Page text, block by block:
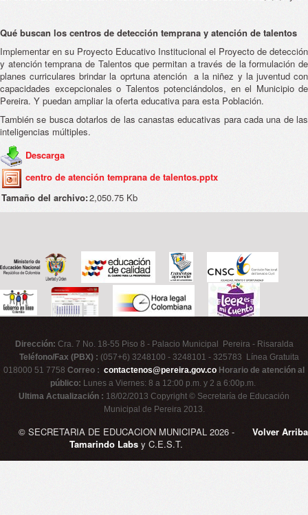
Qué buscan los centros de detección temprana y atención de talentos
Implementar en su Proyecto Educativo Institucional el Proyecto de detección
y atención temprana de Talentos que permitan a través de la formulación de
planes curriculares brindar la oprtuna atención a la niñez y la juventud con
capacidades excepcionales o Talentos potenciándolos, en el Municipio de
Pereira. Y puedan ampliar la oferta educativa para esta Población.
También se busca dotarlos de las canastas educativas para cada una de las
inteligencias múltiples.
Descarga
centro de atención temprana de talentos.pptx
Tamaño del archivo:2,050.75 Kb
Dirección: Cra. 7 No. 18-55 Piso 8 - Palacio Municipal Pereira - Risaralda
Teléfono/Fax (PBX) : (057+6) 3248100 - 3248101 - 325783 Línea Gratuita
018000 51 7758 Correo : contactenos@pereira.gov.co Horario de atención al
público: Lunes a Viernes: 8 a 12:00 p.m. y 2 a 6:00p.m.
Ultima Actualización : 18/02/2013 Copyright © Secretaría de Educación
Municipal de Pereira 2013.
Volver Arriba
© SECRETARIA DE EDUCACION MUNICIPAL 2026 -
Tamarindo Labs y C.E.S.T.